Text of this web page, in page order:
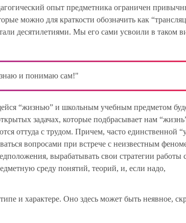
опыт предметника ограничен
можно для краткости обозначить как
десятилетиями. Мы его сами усвоили в таком
знаю и понимаю сам!"
“жизнью” и школьным учебным предметом
задачах, которые подбрасывает нам
оттуда с трудом. Причем, часто единственной
вопросами при встрече с неизвестным
вырабатывать свои стратегии работы
среду понятий, теорий, и, если надо,
и характере. Оно здесь может быть неявное,